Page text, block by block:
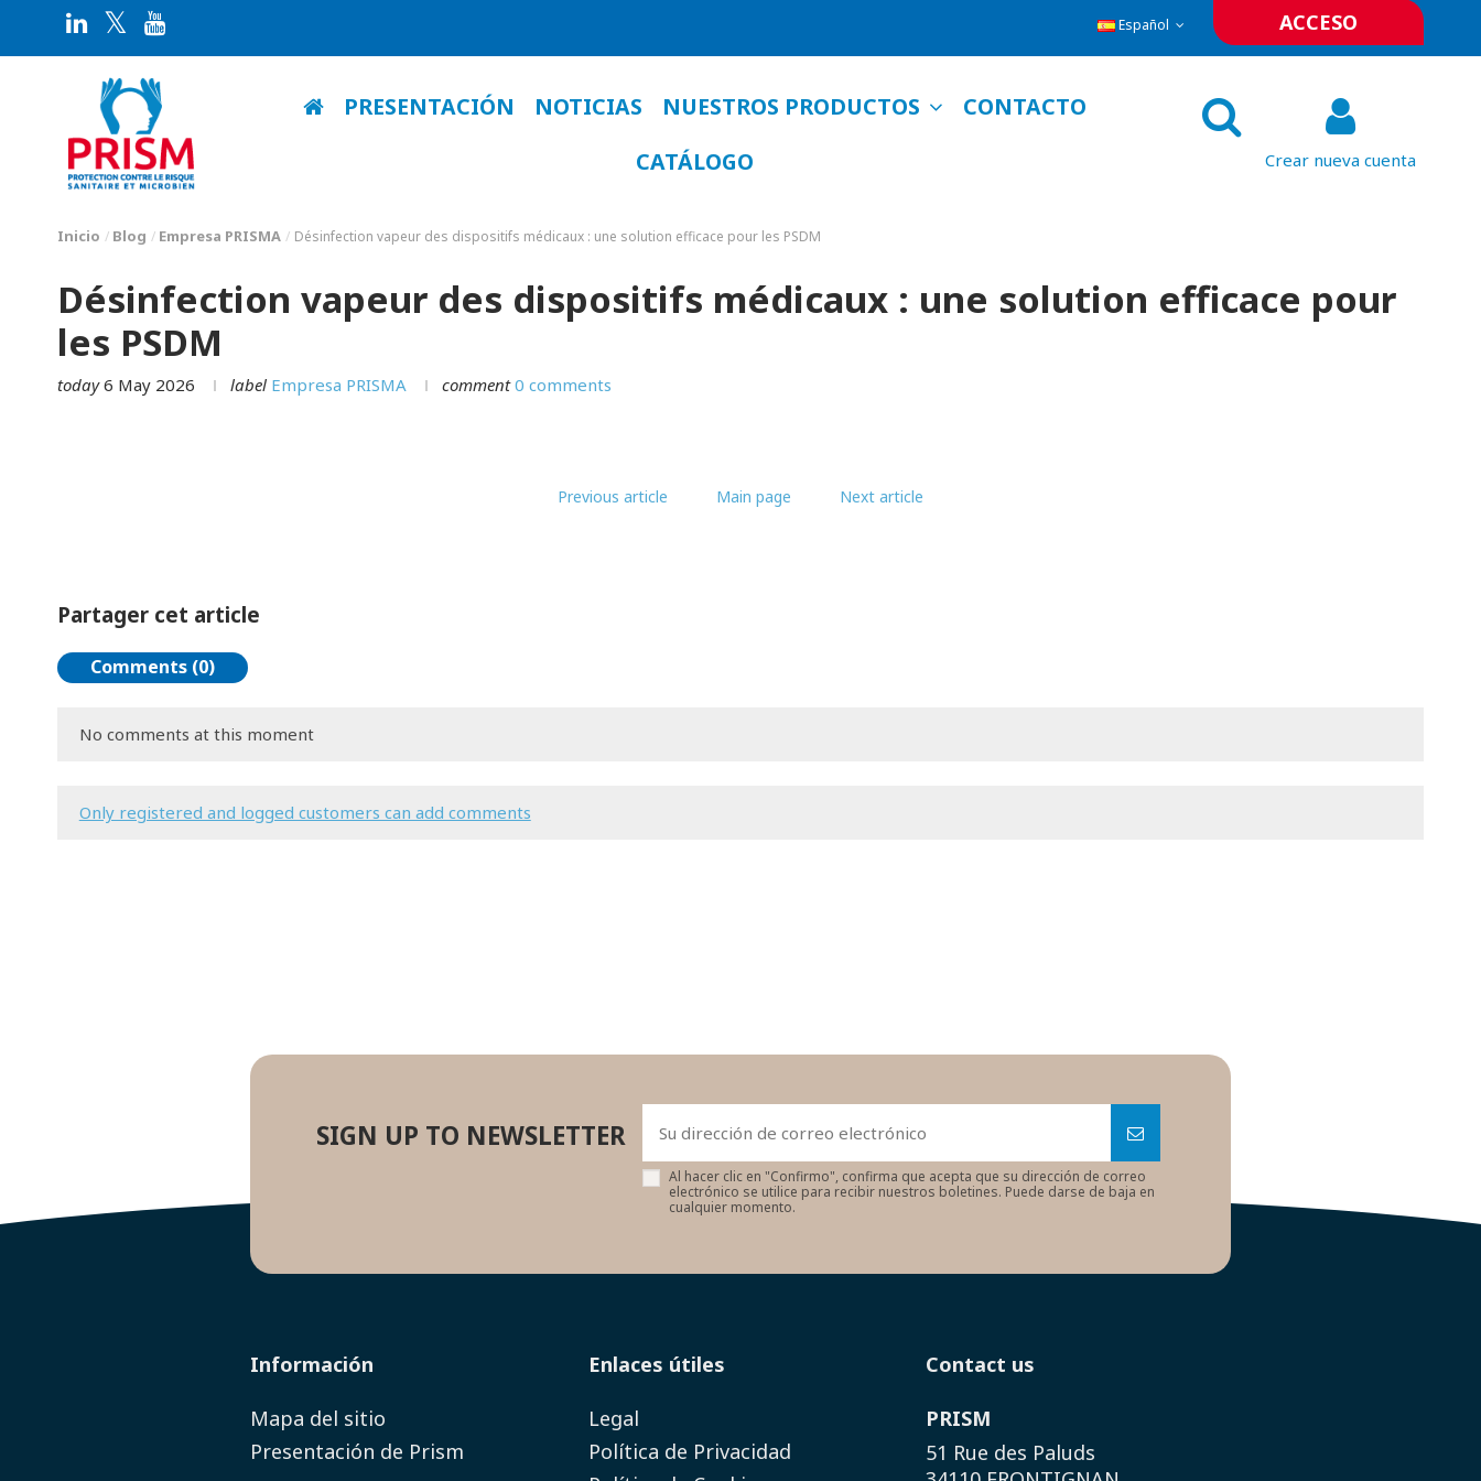
Español ACCESO
PRESENTACIÓN NOTICIAS NUESTROS PRODUCTOS
CONTACTO
CATÁLOGO
Crear nueva cuenta
Inicio Blog Empresa PRISMA Désinfection vapeur des dispositifs médicaux : une solution efficace pour les PSDM
Désinfection vapeur des dispositifs médicaux : une solution efficace pour
les PSDM
today 6 May 2026 label Empresa PRISMA comment 0 comments
Previous article Main page Next article
Partager cet article
Comments (0)
No comments at this moment
Only registered and logged customers can add comments
SIGN UP TO NEWSLETTER
Al hacer clic en "Confirmo", confirma que acepta que su dirección de correo
electrónico se utilice para recibir nuestros boletines. Puede darse de baja en
cualquier momento.
Información
Mapa del sitio
Presentación de Prism
Enlaces útiles
Legal
Política de Privacidad
Contact us
PRISM
51 Rue des Paluds